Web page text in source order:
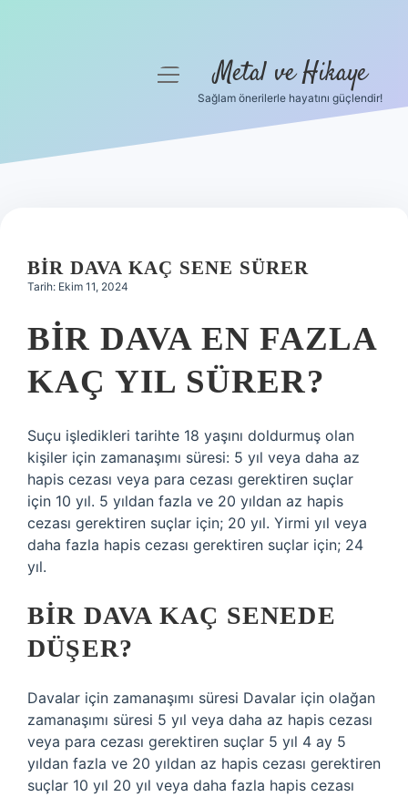
Hakkımızda
menüyüMetal ve Hikaye
Sağlam önerilerle hayatını güçlendir!
BIR DAVA KAÇ SENE SÜRER
Tarih: Ekim 11, 2024
BIR DAVA EN FAZLA
KAÇ YIL SÜRER?
Suçu işledikleri tarihte 18 yaşını doldurmuş olan
kişiler için zamanaşımı süresi: 5 yıl veya daha az
hapis cezası veya para cezası gerektiren suçlar
için 10 yıl. 5 yıldan fazla ve 20 yıldan az hapis
cezası gerektiren suçlar için; 20 yıl. Yirmi yıl veya
daha fazla hapis cezası gerektiren suçlar için; 24
yıl.
BIR DAVA KAÇ SENEDE
DÜŞER?
Davalar için zamanaşımı süresi Davalar için olağan
zamanaşımı süresi 5 yıl veya daha az hapis cezası
veya para cezası gerektiren suçlar 5 yıl 4 ay 5
yıldan fazla ve 20 yıldan az hapis cezası gerektiren
suçlar 10 yıl 20 yıl veya daha fazla hapis cezası